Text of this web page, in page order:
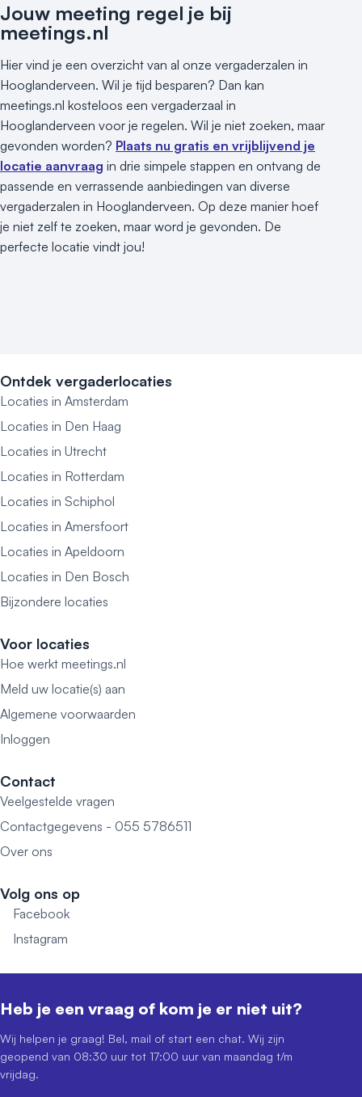
Jouw meeting regel je bij
meetings.nl
Hier vind je een overzicht van al onze vergaderzalen in
Hooglanderveen. Wil je tijd besparen? Dan kan
meetings.nl kosteloos een vergaderzaal in
Hooglanderveen voor je regelen. Wil je niet zoeken, maar
gevonden worden? Plaats nu gratis en vrijblijvend je
locatie aanvraag in drie simpele stappen en ontvang de
passende en verrassende aanbiedingen van diverse
vergaderzalen in Hooglanderveen. Op deze manier hoef
je niet zelf te zoeken, maar word je gevonden. De
perfecte locatie vindt jou!
Ontdek vergaderlocaties
Locaties in Amsterdam
Locaties in Den Haag
Locaties in Utrecht
Locaties in Rotterdam
Locaties in Schiphol
Locaties in Amersfoort
Locaties in Apeldoorn
Locaties in Den Bosch
Bijzondere locaties
Voor locaties
Hoe werkt meetings.nl
Meld uw locatie(s) aan
Algemene voorwaarden
Inloggen
Contact
Veelgestelde vragen
Contactgegevens - 055 5786511
Over ons
Volg ons op
Facebook
Instagram
Heb je een vraag of kom je er niet uit?
Wij helpen je graag! Bel, mail of start een chat. Wij zijn
geopend van 08:30 uur tot 17:00 uur van maandag t/m
vrijdag.